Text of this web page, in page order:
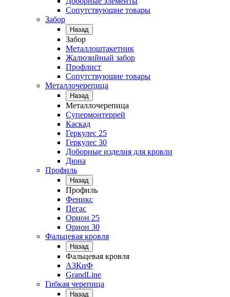
Сопутствующие товары
Забор
Назад
Забор
Металлоштакетник
Жалюзийный забор
Профлист
Сопутствующие товары
Металлочерепица
Назад
Металлочерепица
Супермонтеррей
Каскад
Геркулес 25
Геркулес 30
Доборные изделия для кровли
Дюна
Профиль
Назад
Профиль
Феникс
Пегас
Орион 25
Орион 30
Фальцевая кровля
Назад
Фальцевая кровля
АЗКиФ
GrandLine
Гибкая черепица
Назад